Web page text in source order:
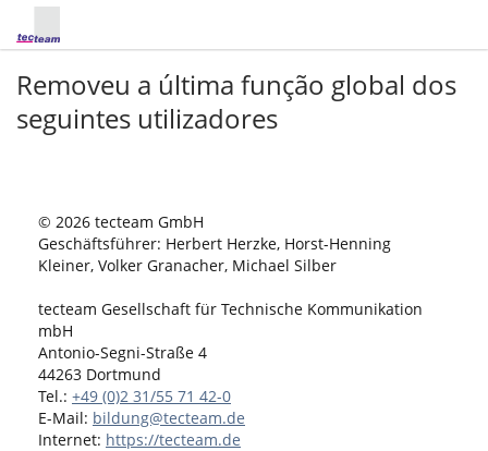
Removeu a última função global dos
seguintes utilizadores
© 2026 tecteam GmbH
Geschäftsführer: Herbert Herzke, Horst-Henning
Kleiner, Volker Granacher, Michael Silber
tecteam Gesellschaft für Technische Kommunikation
mbH
Antonio-Segni-Straße 4
44263 Dortmund
Tel.: +49 (0)2 31/55 71 42-0
E-Mail: bildung@tecteam.de
Internet: https://tecteam.de